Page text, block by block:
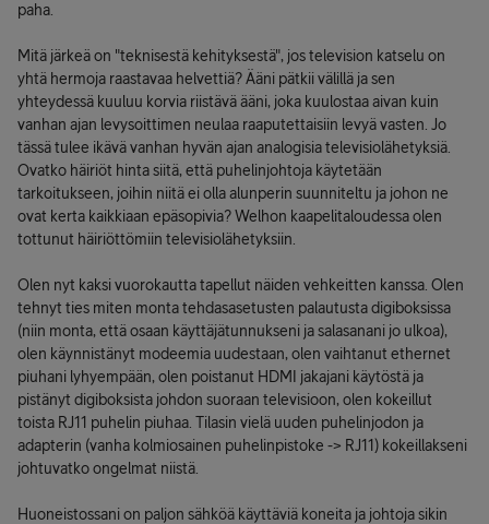
paha.
Mitä järkeä on "teknisestä kehityksestä", jos television katselu on
yhtä hermoja raastavaa helvettiä? Ääni pätkii välillä ja sen
yhteydessä kuuluu korvia riistävä ääni, joka kuulostaa aivan kuin
vanhan ajan levysoittimen neulaa raaputettaisiin levyä vasten. Jo
tässä tulee ikävä vanhan hyvän ajan analogisia televisiolähetyksiä.
Ovatko häiriöt hinta siitä, että puhelinjohtoja käytetään
tarkoitukseen, joihin niitä ei olla alunperin suunniteltu ja johon ne
ovat kerta kaikkiaan epäsopivia? Welhon kaapelitaloudessa olen
tottunut häiriöttömiin televisiolähetyksiin.
Olen nyt kaksi vuorokautta tapellut näiden vehkeitten kanssa. Olen
tehnyt ties miten monta tehdasasetusten palautusta digiboksissa
(niin monta, että osaan käyttäjätunnukseni ja salasanani jo ulkoa),
olen käynnistänyt modeemia uudestaan, olen vaihtanut ethernet
piuhani lyhyempään, olen poistanut HDMI jakajani käytöstä ja
pistänyt digiboksista johdon suoraan televisioon, olen kokeillut
toista RJ11 puhelin piuhaa. Tilasin vielä uuden puhelinjodon ja
adapterin (vanha kolmiosainen puhelinpistoke -> RJ11) kokeillakseni
johtuvatko ongelmat niistä.
Huoneistossani on paljon sähköä käyttäviä koneita ja johtoja sikin